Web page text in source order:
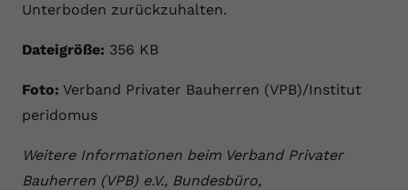
Unterboden zurückzuhalten.
Dateigröße: 356 KB
Foto: Verband Privater Bauherren (VPB)/Institut
peridomus
Weitere Informationen beim Verband Privater
Bauherren (VPB) e.V., Bundesbüro,